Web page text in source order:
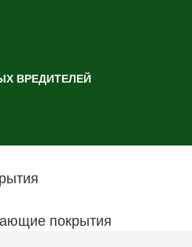
ВРЕДИТЕЛЕЙ
покрытия